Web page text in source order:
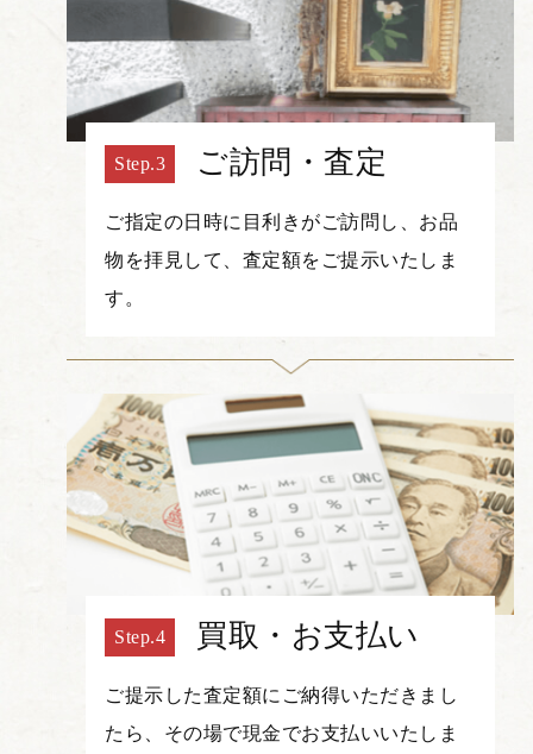
ご訪問・査定
ご指定の日時に目利きがご訪問し、お品
物を拝見して、査定額をご提示いたしま
す。
買取・お支払い
ご提示した査定額にご納得いただきまし
たら、その場で現金でお支払いいたしま